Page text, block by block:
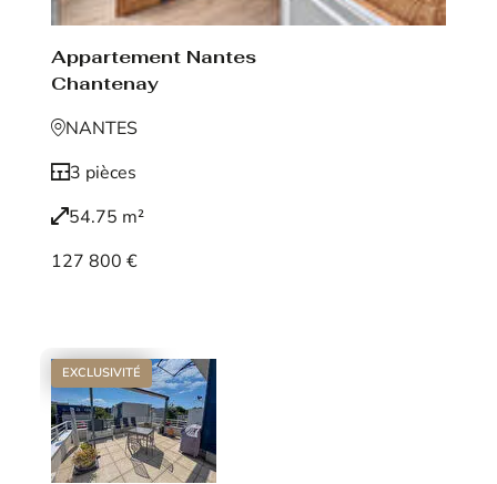
Appartement Nantes
Chantenay
NANTES
3 pièces
54.75 m²
127 800 €
EXCLUSIVITÉ